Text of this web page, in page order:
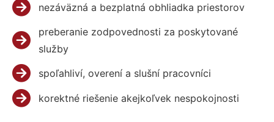
nezáväzná a bezplatná obhliadka priestorov
preberanie zodpovednosti za poskytované
služby
spoľahliví, overení a slušní pracovníci
korektné riešenie akejkoľvek nespokojnosti